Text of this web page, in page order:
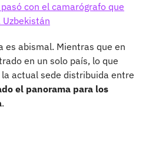
con el camarógrafo que
es abismal. Mientras que en
en un solo país, lo que
actual sede distribuida entre
el panorama para los
.